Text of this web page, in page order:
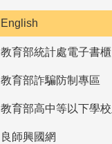
English
教育部統計處電子書櫃
教育部詐騙防制專區
良師興國網